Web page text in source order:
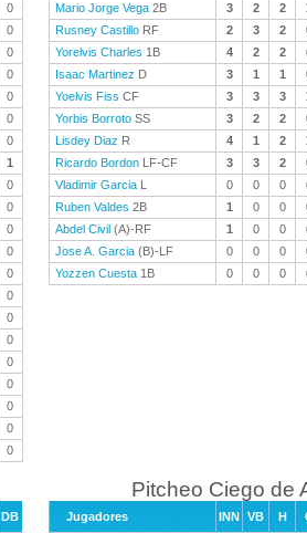
0
0
0
0
0
0
0
1
0
0
0
0
0
0
0
0
0
0
0
0
0
Mario Jorge Vega 2B 3 2 2
Rusney Castillo RF 2 3 2
Yorelvis Charles 1B 4 2 2
Isaac Martinez D 3 1 1
Yoelvis Fiss CF 3 3 3
Yorbis Borroto SS 3 2 2
Lisdey Diaz R 4 1 2
Ricardo Bordon LF-CF 3 3 2
Vladimir Garcia L 0 0 0
Ruben Valdes 2B 1 0 0
Abdel Civil (A)-RF 1 0 0
Jose A. Garcia (B)-LF 0 0 0
Yozzen Cuesta 1B 0 0 0
DB
Pitcheo Ciego de
Jugadores INN VB H